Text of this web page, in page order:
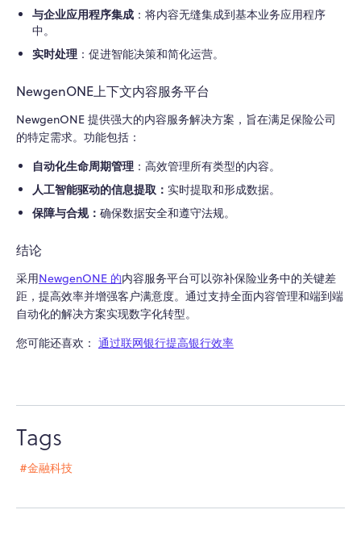
与企业应用程序集成：将内容无缝集成到基本业务应用程序
中。
实时处理：促进智能决策和简化运营。
NewgenONE上下文内容服务平台
NewgenONE 提供强大的内容服务解决方案，旨在满足保险公司
的特定需求。功能包括：
自动化生命周期管理：高效管理所有类型的内容。
人工智能驱动的信息提取： 实时提取和形成数据。
保障与合规： 确保数据安全和遵守法规。
结论
采用NewgenONE 的内容服务平台可以弥补保险业务中的关键差
距，提高效率并增强客户满意度。通过支持全面内容管理和端到端
自动化的解决方案实现数字化转型。
您可能还喜欢： 通过联网银行提高银行效率
Tags
#金融科技